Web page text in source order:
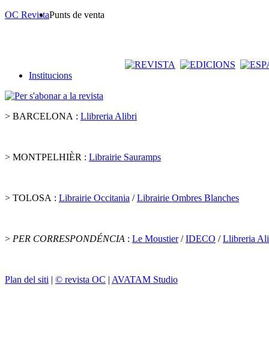
OC RevistaPunts de venta
Institucions
> BARCELONA : Llibreria Alibri
> MONTPELHIÈR : Librairie Sauramps
> TOLOSA : Librairie Occitania /Librairie Ombres Blanches
> PER CORRESPONDÉNCIA : Le Moustier/IDECO /Llibreria
Plan del siti | © revista OC | AVATAM Studio